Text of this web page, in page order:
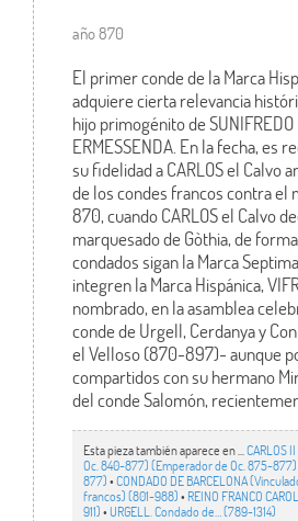
año 870
El primer conde de la Marca
adquiere cierta relevancia
hijo primogénito de SUNIFREDO
ERMESSENDA. En la fecha, es
su fidelidad a CARLOS el Calvo
de los condes francos contra el
870, cuando CARLOS el Calvo
marquesado de Gòthia, de
condados sigan la Marca
integren la Marca Hispánica,
nombrado, en la asamblea
conde de Urgell, Cerdanya y
el Velloso (870-897)- aunque
compartidos con su hermano
del conde Salomón,
Esta pieza también aparece en ... CARLOS
Oc. 840-877) (Emperador de Oc. 875-
877)•CONDADO DE BARCELONA
francos) (801-988)• REINO FRANCO
911)• URGELL. Condado de… (789-1314)